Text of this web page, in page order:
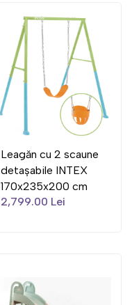
Leagăn cu 2 scaune
detașabile INTEX
170x235x200 cm
2,799.00 Lei